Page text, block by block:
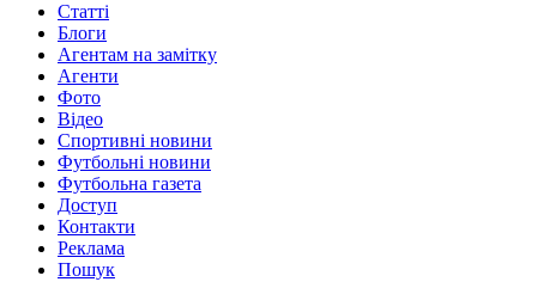
Статті
Блоги
Агентам на замітку
Агенти
Фото
Відео
Спортивні новини
Футбольні новини
Футбольна газета
Доступ
Контакти
Реклама
Пошук